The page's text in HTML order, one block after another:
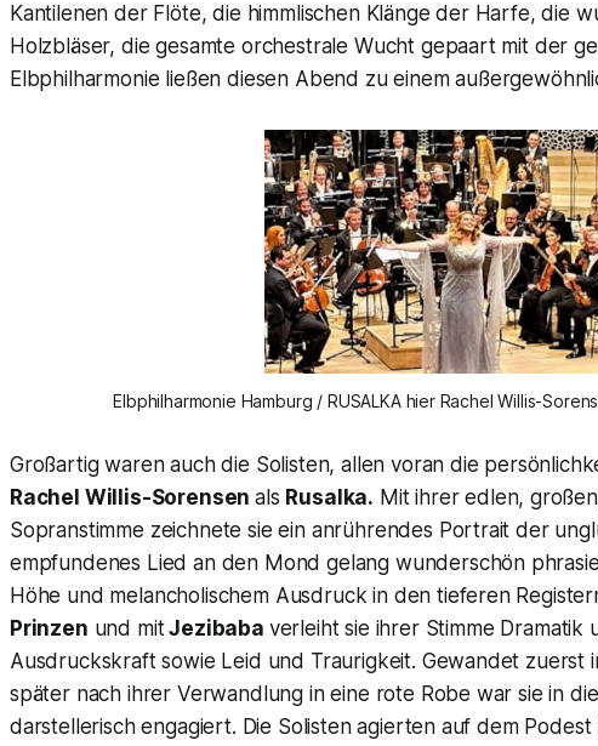
Kantilenen der Flöte, die himmlischen Klänge der Harfe, die
Holzbläser, die gesamte orchestrale Wucht gepaart mit der
Elbphilharmonie ließen diesen Abend zu einem
Elbphilharmonie Hamburg / RUSALKA hier Rachel Willis-
Großartig waren auch die Solisten, allen voran die
Rachel Willis-Sorensenals Rusalka. Mit ihrer edlen,
Sopranstimme zeichnete sie ein anrührendes Portrait der
empfundenes Lied an den Mond gelang wunderschön
Höhe und melancholischem Ausdruck in den tieferen
Prinzen und mitJezibaba verleiht sie ihrer Stimme Dramatik
Ausdruckskraft sowie Leid und Traurigkeit. Gewandet zuerst
später nach ihrer Verwandlung in eine rote Robe war sie in
darstellerisch engagiert. Die Solisten agierten auf dem